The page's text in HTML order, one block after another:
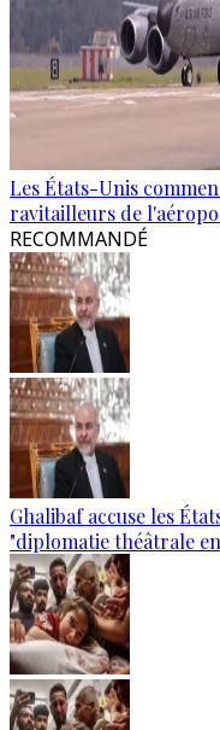
Les États-Unis
ravitailleurs de
RECOMMANDÉ
Ghalibaf accuse les
"diplomatie théâtrale